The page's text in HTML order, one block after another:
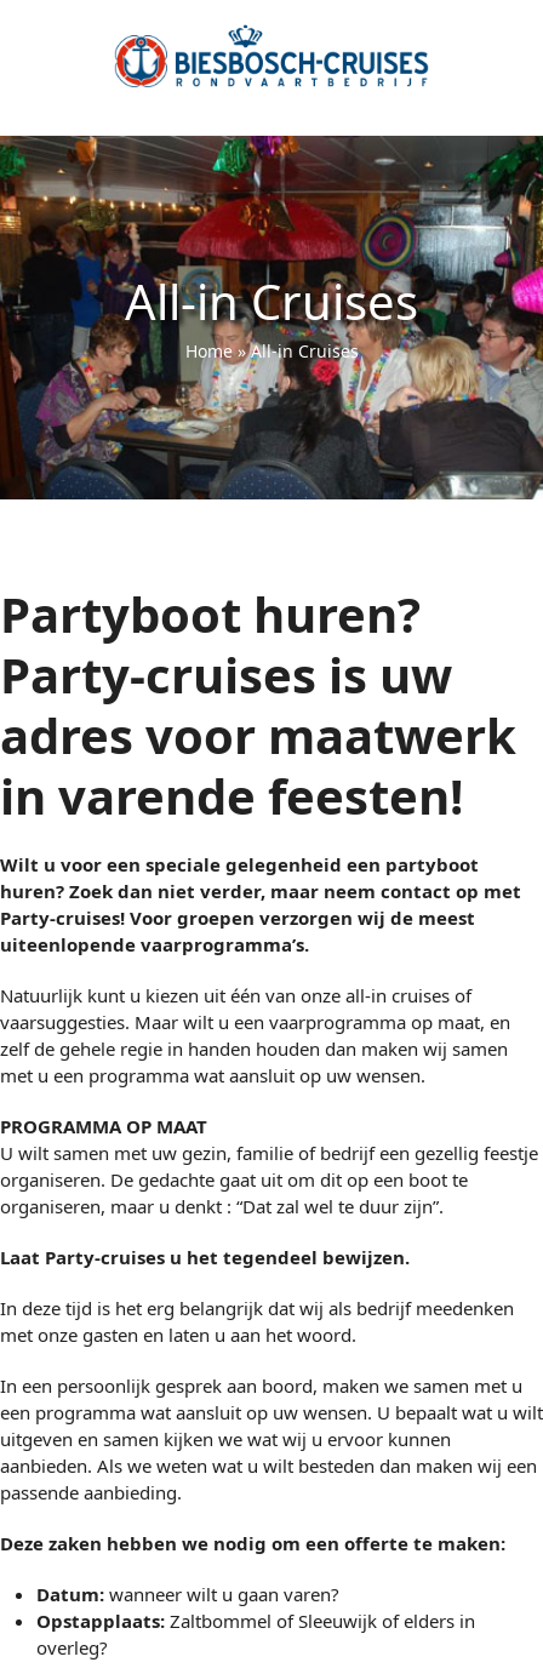
All-in Cruises
Home»All-in Cruises
Partyboot huren?
Party-cruises is uw
adres voor maatwerk
in varende feesten!
Wilt u voor een speciale gelegenheid een partyboot
huren? Zoek dan niet verder, maar neem contact op met
Party-cruises! Voor groepen verzorgen wij de meest
uiteenlopende vaarprogramma’s.
Natuurlijk kunt u kiezen uit één van onze all-in cruises of
vaarsuggesties. Maar wilt u een vaarprogramma op maat, en
zelf de gehele regie in handen houden dan maken wij samen
met u een programma wat aansluit op uw wensen.
PROGRAMMA OP MAAT
U wilt samen met uw gezin, familie of bedrijf een gezellig feestje
organiseren. De gedachte gaat uit om dit op een boot te
organiseren, maar u denkt : “Dat zal wel te duur zijn”.
Laat Party-cruises u het tegendeel bewijzen.
In deze tijd is het erg belangrijk dat wij als bedrijf meedenken
met onze gasten en laten u aan het woord.
In een persoonlijk gesprek aan boord, maken we samen met u
een programma wat aansluit op uw wensen. U bepaalt wat u wilt
uitgeven en samen kijken we wat wij u ervoor kunnen
aanbieden. Als we weten wat u wilt besteden dan maken wij een
passende aanbieding.
Deze zaken hebben we nodig om een offerte te maken:
Datum: wanneer wilt u gaan varen?
Opstapplaats: Zaltbommel of Sleeuwijk of elders in
overleg?